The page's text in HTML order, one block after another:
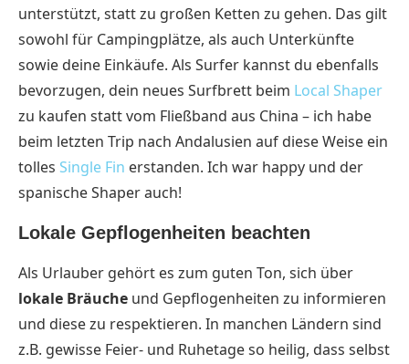
unterstützt, statt zu großen Ketten zu gehen. Das gilt
sowohl für Campingplätze, als auch Unterkünfte
sowie deine Einkäufe. Als Surfer kannst du ebenfalls
bevorzugen, dein neues Surfbrett beim Local Shaper
zu kaufen statt vom Fließband aus China – ich habe
beim letzten Trip nach Andalusien auf diese Weise ein
tolles Single Fin erstanden. Ich war happy und der
spanische Shaper auch!
Lokale Gepflogenheiten beachten
Als Urlauber gehört es zum guten Ton, sich über
lokale Bräuche und Gepflogenheiten zu informieren
und diese zu respektieren. In manchen Ländern sind
z.B. gewisse Feier- und Ruhetage so heilig, dass selbst